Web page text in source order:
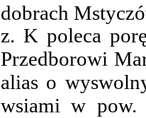
dobrach
z. K poleca
Przedborowi
alias o
wsiami w pow.